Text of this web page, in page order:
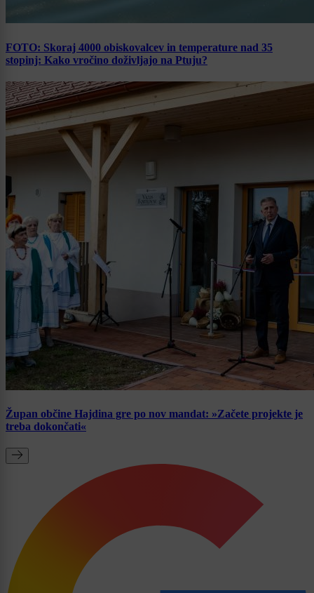
FOTO: Skoraj 4000 obiskovalcev in temperature nad 35
stopinj: Kako vročino doživljajo na Ptuju?
Župan občine Hajdina gre po nov mandat: »Začete projekte je
treba dokončati«